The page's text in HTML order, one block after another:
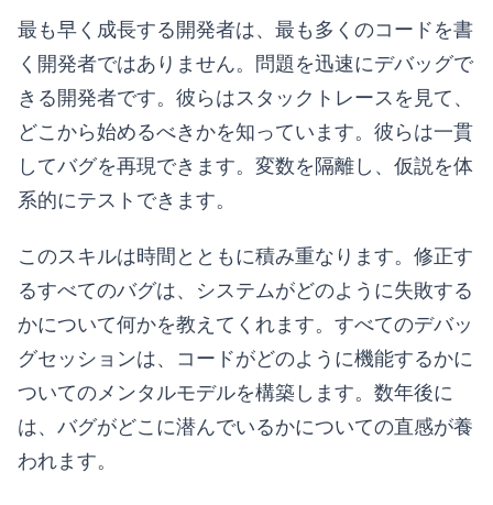
最も早く成長する開発者は、最も多くのコードを書
く開発者ではありません。問題を迅速にデバッグで
きる開発者です。彼らはスタックトレースを見て、
どこから始めるべきかを知っています。彼らは一貫
してバグを再現できます。変数を隔離し、仮説を体
系的にテストできます。
このスキルは時間とともに積み重なります。修正す
るすべてのバグは、システムがどのように失敗する
かについて何かを教えてくれます。すべてのデバッ
グセッションは、コードがどのように機能するかに
ついてのメンタルモデルを構築します。数年後に
は、バグがどこに潜んでいるかについての直感が養
われます。